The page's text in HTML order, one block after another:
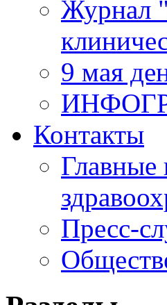
Журнал
9 мая
Контакты
Главные
Пресс-